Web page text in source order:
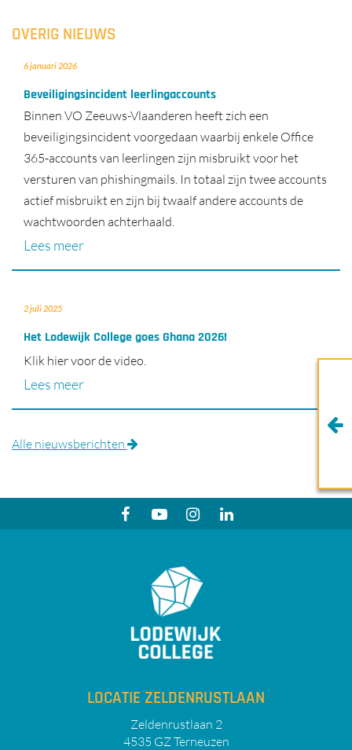
OVERIG NIEUWS
6 januari 2026
Beveiligingsincident leerlingaccounts
Binnen VO Zeeuws-Vlaanderen heeft zich een
beveiligingsincident voorgedaan waarbij enkele Office
365-accounts van leerlingen zijn misbruikt voor het
versturen van phishingmails. In totaal zijn twee accounts
actief misbruikt en zijn bij twaalf andere accounts de
wachtwoorden achterhaald.
Lees meer
2 juli 2025
Het Lodewijk College goes Ghana 2026!
Klik hier voor de video.
Lees meer
Alle nieuwsberichten
LOCATIE ZELDENRUSTLAAN
Zeldenrustlaan 2
4535 GZ Terneuzen